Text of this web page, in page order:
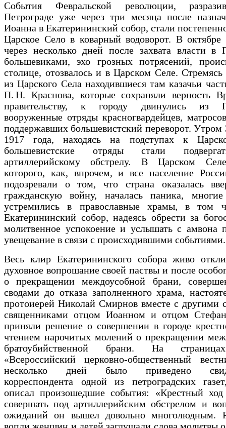
События Февральской революции,
Петрограде уже через три месяца после
Иоанна в Екатерининский собор, стали
Царское Село в коварный водоворот. В октябре
через несколько дней после захвата власти в
большевиками, эхо грозных потрясений,
столице, отозвалось и в Царском Селе. Стремясь
из Царского Села находившиеся там казачьи
П. Н. Краснова, которые сохраняли верность
правительству, к городу двинулись из
вооруженные отряды красногвардейцев,
поддержавших большевистский переворот. Утром
1917 года, находясь на подступах к
большевистские отряды стали
артиллерийскому обстрелу. В Царском
которого, как, впрочем, и все население
подозревали о том, что страна оказалась
гражданскую войну, началась паника,
устремились в православные храмы, в том
Екатерининский собор, надеясь обрести за
молитвенное успокоение и услышать с амвона
увещевание в связи с происходившими событиями.
Весь клир Екатерининского собора живо
духовное вопрошание своей паствы и после
о прекращении междоусобной брани,
сводами до отказа заполненного храма,
протоиерей Николай Смирнов вместе с другими
священниками отцом Иоанном и отцом
приняли решение о совершении в городе
чтением нарочитых молений о прекращении
братоубийственной брани. На
«Всероссийский церковно-общественный
несколько дней было приведено
корреспондента одной из петроградских
описал произошедшие события: «Крестный
совершать под артиллерийским обстрелом и
ожиданий он вышел довольно многолюдным.